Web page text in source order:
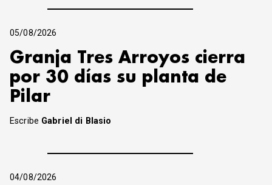
05/08/2026
Granja Tres Arroyos cierra
por 30 días su planta de
Pilar
Escribe Gabriel di Blasio
04/08/2026